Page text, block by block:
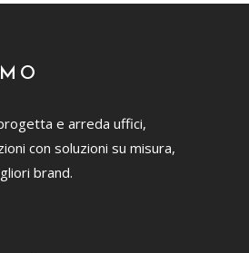
e arreda uffici,
con soluzioni su misura,
brand.